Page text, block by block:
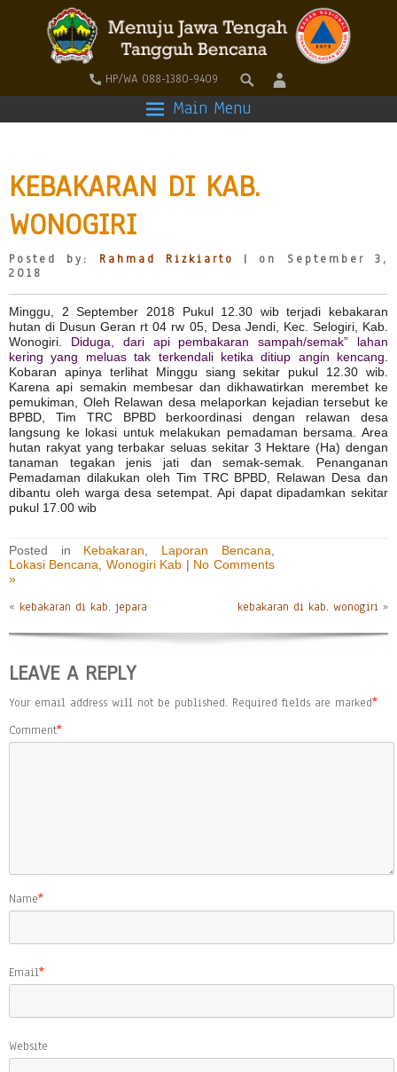
HP/WA 088-1380-9409
Main Menu
KEBAKARAN DI KAB.
WONOGIRI
Posted by: Rahmad Rizkiarto
| on September 3,
2018
Minggu, 2 September 2018 Pukul 12.30 wib terjadi kebakaran
hutan di Dusun Geran rt 04 rw 05, Desa Jendi, Kec. Selogiri, Kab.
Wonogiri. Diduga, dari api pembakaran sampah/semak” lahan
kering yang meluas tak terkendali ketika ditiup angin kencang.
Kobaran apinya terlihat Minggu siang sekitar pukul 12.30 wib.
Karena api semakin membesar dan dikhawatirkan merembet ke
pemukiman, Oleh Relawan desa melaporkan kejadian tersebut ke
BPBD, Tim TRC BPBD berkoordinasi dengan relawan desa
langsung ke lokasi untuk melakukan pemadaman bersama. Area
hutan rakyat yang terbakar seluas sekitar 3 Hektare (Ha) dengan
tanaman tegakan jenis jati dan semak-semak. Penanganan
Pemadaman dilakukan oleh Tim TRC BPBD, Relawan Desa dan
dibantu oleh warga desa setempat. Api dapat dipadamkan sekitar
pukul 17.00 wib
Posted in Kebakaran Laporan Bencana
Lokasi Bencana
Wonogiri Kab | No Comments
»
« kebakaran di kab. jepara kebakaran di kab. wonogiri »
LEAVE A REPLY
Your email address will not be published. Required fields are marked*
Comment*
Name*
Email*
Website